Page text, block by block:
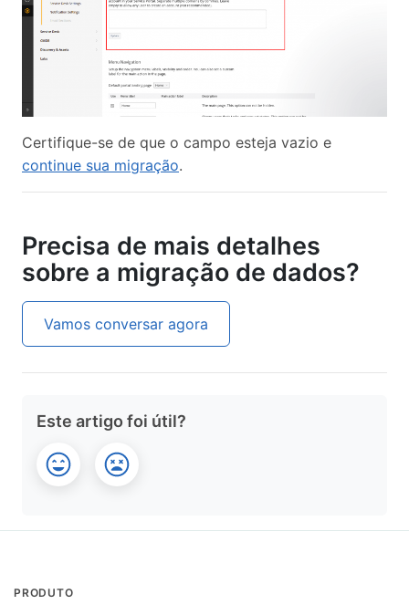
Certifique-se de que o campo esteja vazio e
continue sua migração.
Precisa de mais detalhes
sobre a migração de dados?
Vamos conversar agora
Este artigo foi útil?
PRODUTO